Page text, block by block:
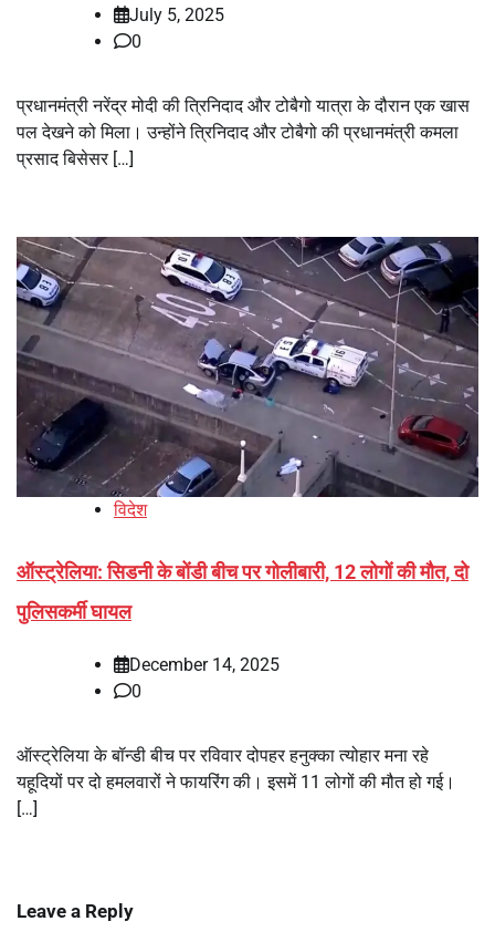
July 5, 2025
0
प्रधानमंत्री नरेंद्र मोदी की त्रिनिदाद और टोबैगो यात्रा के दौरान एक खास
पल देखने को मिला। उन्होंने त्रिनिदाद और टोबैगो की प्रधानमंत्री कमला
प्रसाद बिसेसर […]
विदेश
ऑस्ट्रेलिया: सिडनी के बोंडी बीच पर गोलीबारी, 12 लोगों की मौत, दो
पुलिसकर्मी घायल
December 14, 2025
0
ऑस्ट्रेलिया के बॉन्डी बीच पर रविवार दोपहर हनुक्का त्योहार मना रहे
यहूदियों पर दो हमलवारों ने फायरिंग की। इसमें 11 लोगों की मौत हो गई।
[…]
Leave a Reply